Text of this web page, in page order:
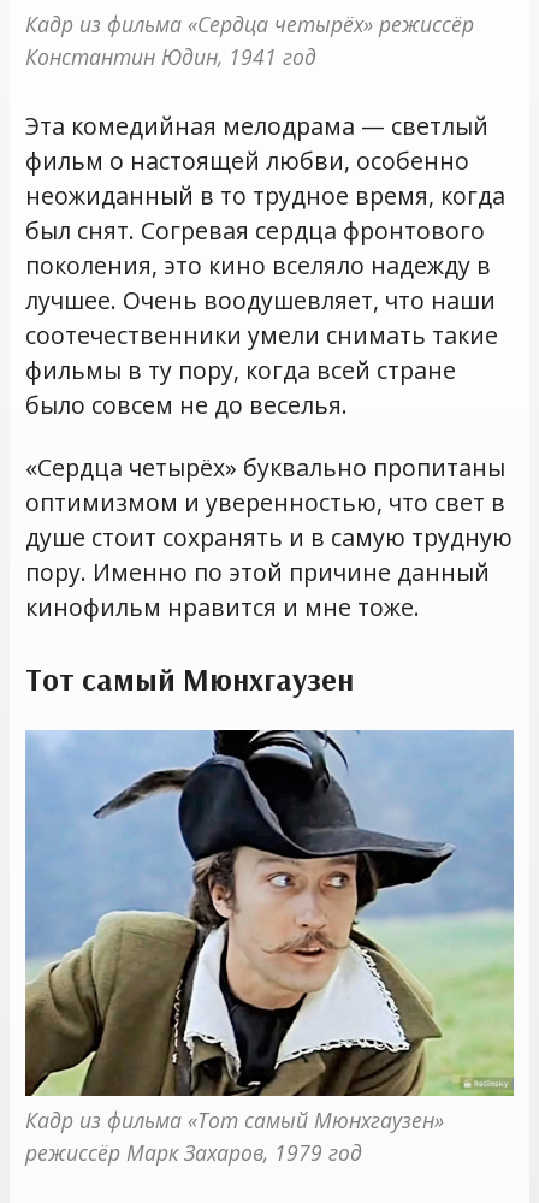
Кадр из фильма «Сердца четырёх» режиссёр
Константин Юдин, 1941 год
Эта комедийная мелодрама — светлый
фильм о настоящей любви, особенно
неожиданный в то трудное время, когда
был снят. Согревая сердца фронтового
поколения, это кино вселяло надежду в
лучшее. Очень воодушевляет, что наши
соотечественники умели снимать такие
фильмы в ту пору, когда всей стране
было совсем не до веселья.
«Сердца четырёх» буквально пропитаны
оптимизмом и уверенностью, что свет в
душе стоит сохранять и в самую трудную
пору. Именно по этой причине данный
кинофильм нравится и мне тоже.
Тот самый Мюнхгаузен
Кадр из фильма «Тот самый Мюнхгаузен»
режиссёр Марк Захаров, 1979 год